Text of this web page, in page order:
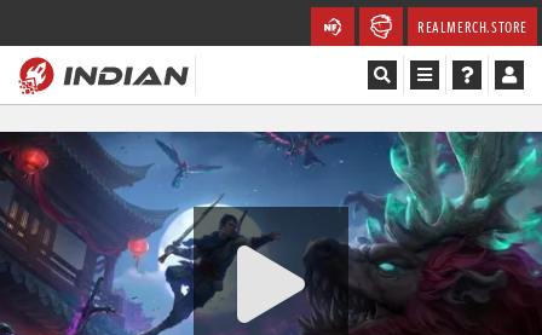
REALMERCH.STORE
Magazín
Recenze
Videa
Soutěže